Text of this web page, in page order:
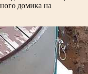
домика на